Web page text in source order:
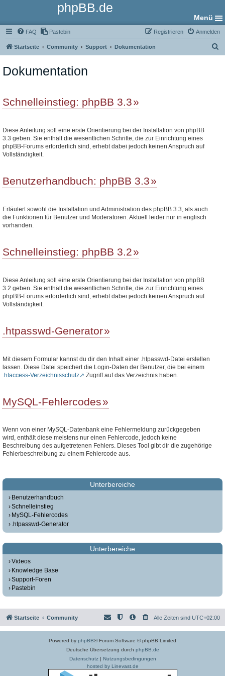
phpBB.de
Menü
FAQ Pastebin Anmelden
Registrieren
Startseite Community Support Dokumentation
Dokumentation
Schnelleinstieg: phpBB 3.3
Diese Anleitung soll eine erste Orientierung bei der Installation von phpBB
3.3 geben. Sie enthält die wesentlichen Schritte, die zur Einrichtung eines
phpBB-Forums erforderlich sind, erhebt dabei jedoch keinen Anspruch auf
Vollständigkeit.
Benutzerhandbuch: phpBB 3.3
Erläutert sowohl die Installation und Administration des phpBB 3.3, als auch
die Funktionen für Benutzer und Moderatoren. Aktuell leider nur in englisch
vorhanden.
Schnelleinstieg: phpBB 3.2
Diese Anleitung soll eine erste Orientierung bei der Installation von phpBB
3.2 geben. Sie enthält die wesentlichen Schritte, die zur Einrichtung eines
phpBB-Forums erforderlich sind, erhebt dabei jedoch keinen Anspruch auf
Vollständigkeit.
.htpasswd-Generator
Mit diesem Formular kannst du dir den Inhalt einer .htpasswd-Datei erstellen
lassen. Diese Datei speichert die Login-Daten der Benutzer, die bei einem
.htaccess-Verzeichnisschutz
Zugriff auf das Verzeichnis haben.
MySQL-Fehlercodes
Wenn von einer MySQL-Datenbank eine Fehlermeldung zurückgegeben
wird, enthält diese meistens nur einen Fehlercode, jedoch keine
Beschreibung des aufgetretenen Fehlers. Dieses Tool gibt dir die zugehörige
Fehlerbeschreibung zu einem Fehlercode aus.
Unterbereiche
Benutzerhandbuch
Schnelleinstieg
MySQL-Fehlercodes
.htpasswd-Generator
Unterbereiche
Videos
Knowledge Base
Support-Foren
Pastebin
Startseite Community Alle Zeiten sind UTC+02:00
Powered by phpBB® Forum Software © phpBB Limited
Deutsche Übersetzung durch phpBB.de
Datenschutz| Nutzungsbedingungen
hosted by Linevast.de